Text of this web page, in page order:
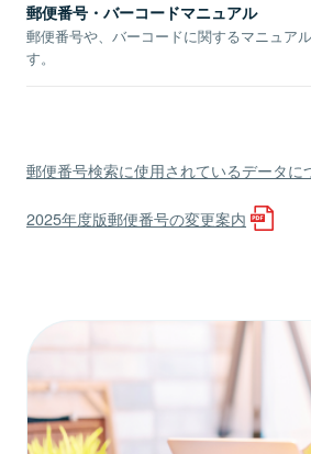
郵便番号・バーコードマニュアル
郵便番号や、バーコードに関するマニュア
す。
郵便番号検索に使用されているデータに
2025年度版郵便番号の変更案内